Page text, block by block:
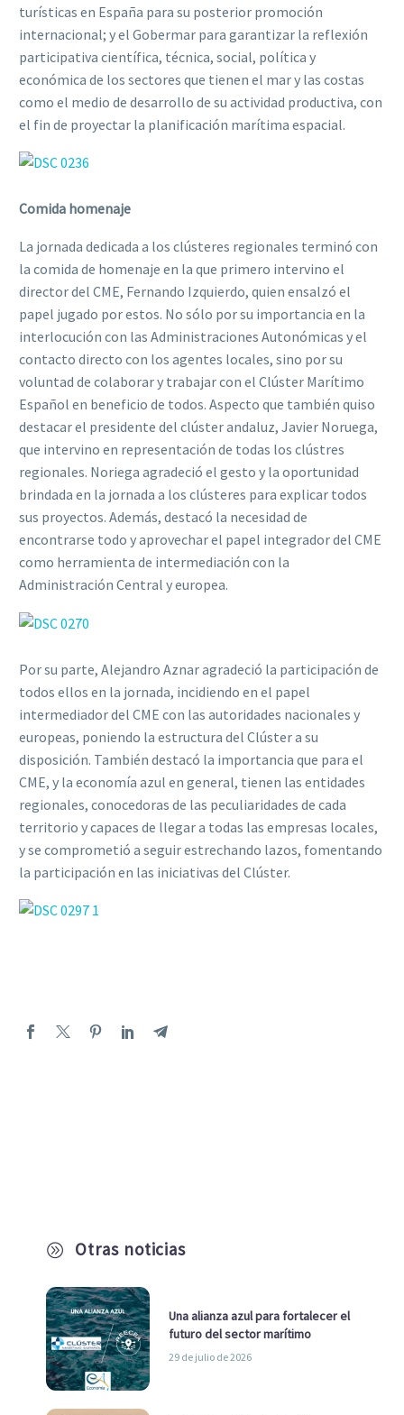
A Otras noticias
Una alianza azul para fortalecer el
futuro del sector marítimo
29 de julio de 2026
turísticas en España para su posterior promoción
internacional; y el Gobermar para garantizar la reflexión
participativa científica, técnica, social, política y
económica de los sectores que tienen el mar y las costas
como el medio de desarrollo de su actividad productiva, con
el fin de proyectar la planificación marítima espacial.
Comida homenaje
La jornada dedicada a los clústeres regionales terminó con
la comida de homenaje en la que primero intervino el
director del CME, Fernando Izquierdo, quien ensalzó el
papel jugado por estos. No sólo por su importancia en la
interlocución con las Administraciones Autonómicas y el
contacto directo con los agentes locales, sino por su
voluntad de colaborar y trabajar con el Clúster Marítimo
Español en beneficio de todos. Aspecto que también quiso
destacar el presidente del clúster andaluz, Javier Noruega,
que intervino en representación de todas los clústres
regionales. Noriega agradeció el gesto y la oportunidad
brindada en la jornada a los clústeres para explicar todos
sus proyectos. Además, destacó la necesidad de
encontrarse todo y aprovechar el papel integrador del CME
como herramienta de intermediación con la
Administración Central y europea.
Por su parte, Alejandro Aznar agradeció la participación de
todos ellos en la jornada, incidiendo en el papel
intermediador del CME con las autoridades nacionales y
europeas, poniendo la estructura del Clúster a su
disposición. También destacó la importancia que para el
CME, y la economía azul en general, tienen las entidades
regionales, conocedoras de las peculiaridades de cada
territorio y capaces de llegar a todas las empresas locales,
y se comprometió a seguir estrechando lazos, fomentando
la participación en las iniciativas del Clúster.